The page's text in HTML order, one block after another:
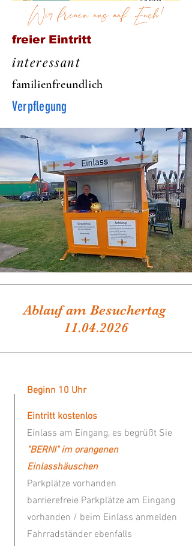
Wir freuen uns auf Euch!
freier Eintritt
interessant
familienfreundlich
Verpflegung
Ablauf am Besuchertag
11.04.2026
Beginn 10 Uhr
Eintritt kostenlos
Einlass am Eingang, es begrüßt Sie
"BERNI" im orangenen
Einlasshäuschen
Parkplätze vorhanden
barrierefreie Parkplätze am Eingang
vorhanden / beim Einlass anmelden
Fahrradständer ebenfalls